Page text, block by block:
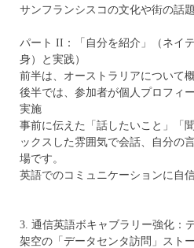
サンフランシスコの文化や街の話
パート II：「自分を紹介」（ネイ
身）と実践）
前半は、オーストラリアについて
後半では、参加者が個人プロフィ
実施
事前に伝えた「話したいこと」「
ックスした雰囲気で会話、自分の
場です。
英語でのコミュニケーションに自
3. 通信英語ボキャブラリー強化：
架空の「データセンタ訪問」スト